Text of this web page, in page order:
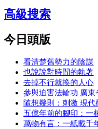
高級搜索
今日頭版
看清楚舊勢力的陰謀
也說說對時間的執著
去掉不行就換的人心
參與迫害法輪功 廣
隨想幾則：刺激 現代
五億年前的腳印：一
萬物有言：一紙載千